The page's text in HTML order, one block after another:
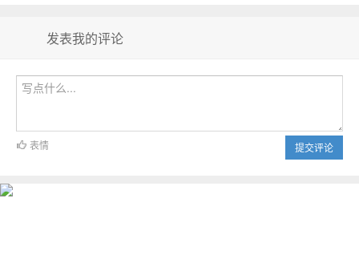
发表我的评论
提交评论
表情